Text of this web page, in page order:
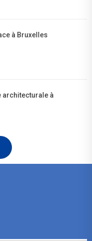
à Bruxelles
architecturale à